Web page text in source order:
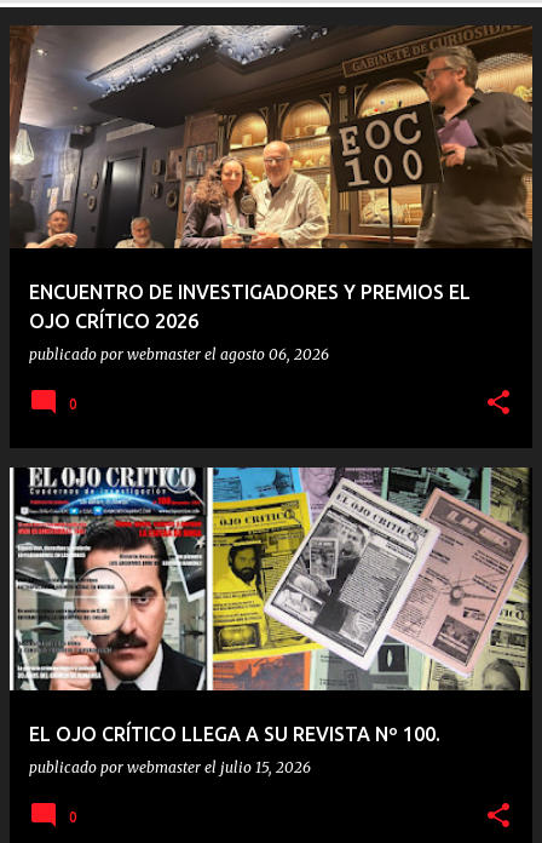
ENCUENTRO DE INVESTIGADORES Y PREMIOS EL
OJO CRÍTICO 2026
publicado por webmaster el agosto 06, 2026
0
EL OJO CRÍTICO LLEGA A SU REVISTA Nº 100.
publicado por webmaster el julio 15, 2026
0